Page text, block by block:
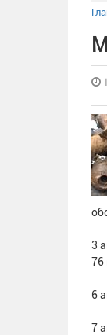
3
76
6
7